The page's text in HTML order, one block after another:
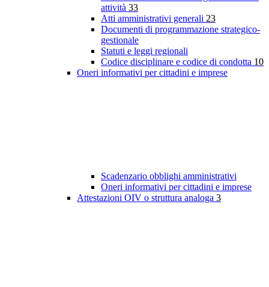
attività 33
Atti amministrativi generali 23
Documenti di programmazione strategico-
gestionale
Statuti e leggi regionali
Codice disciplinare e codice di condotta 10
Oneri informativi per cittadini e imprese
Scadenzario obblighi amministrativi
Oneri informativi per cittadini e imprese
Attestazioni OIV o struttura analoga 3